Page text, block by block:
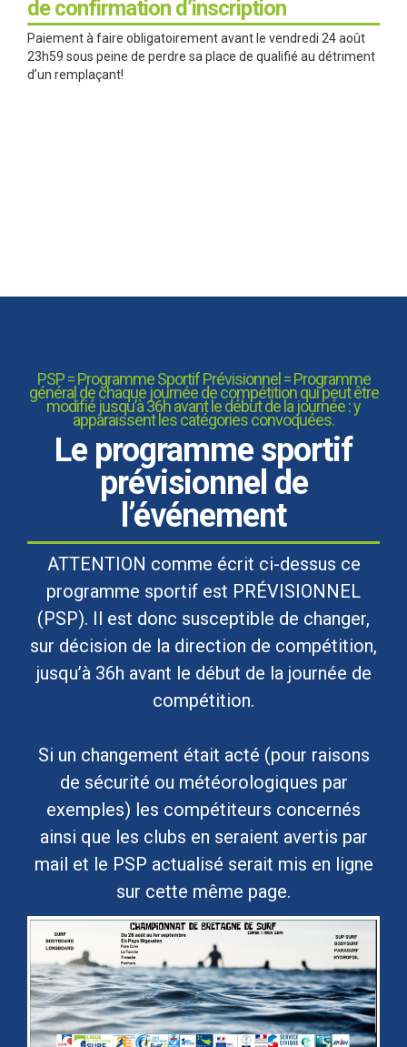
de confirmation d’inscription
Paiement à faire obligatoirement avant le vendredi 24 août
23h59 sous peine de perdre sa place de qualifié au détriment
d’un remplaçant!
PSP = Programme Sportif Prévisionnel = Programme
général de chaque journée de compétition qui peut être
modifié jusqu’à 36h avant le début de la journée : y
apparaissent les catégories convoquées.
Le programme sportif
prévisionnel de
l’événement
ATTENTION comme écrit ci-dessus ce
programme sportif est PRÉVISIONNEL
(PSP). Il est donc susceptible de changer,
sur décision de la direction de compétition,
jusqu’à 36h avant le début de la journée de
compétition.
Si un changement était acté (pour raisons
de sécurité ou météorologiques par
exemples) les compétiteurs concernés
ainsi que les clubs en seraient avertis par
mail et le PSP actualisé serait mis en ligne
sur cette même page.